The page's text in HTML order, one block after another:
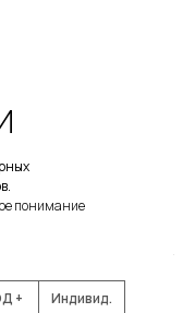
понимание
+ Индивид.